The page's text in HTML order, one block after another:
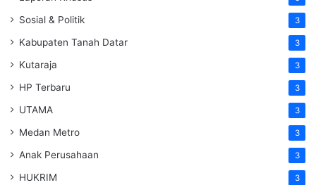
Sosial & Politik 3
Kabupaten Tanah Datar 3
Kutaraja 3
HP Terbaru 3
UTAMA 3
Medan Metro 3
Anak Perusahaan 3
HUKRIM 3